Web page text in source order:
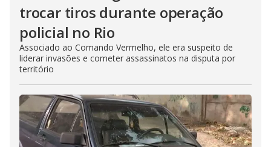
trocar tiros durante operação
policial no Rio
Associado ao Comando Vermelho, ele era suspeito de
liderar invasões e cometer assassinatos na disputa por
território